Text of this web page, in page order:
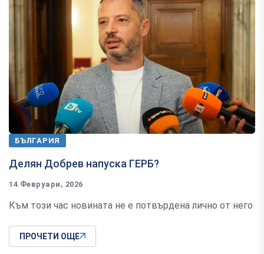
БЪЛГАРИЯ
Делян Добрев напуска ГЕРБ?
14 Февруари, 2026
Към този час новината не е потвърдена лично от него
ПРОЧЕТИ ОЩЕ